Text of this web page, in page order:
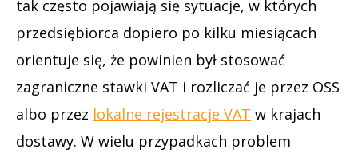
tak często pojawiają się sytuacje, w których
przedsiębiorca dopiero po kilku miesiącach
orientuje się, że powinien był stosować
zagraniczne stawki VAT i rozliczać je przez OSS
albo przez lokalne rejestracje VAT w krajach
dostawy. W wielu przypadkach problem